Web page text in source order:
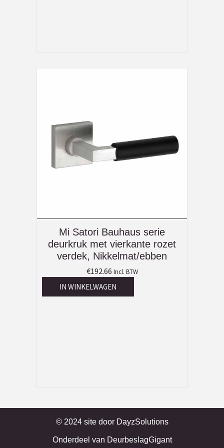
Mi Satori Bauhaus serie
deurkruk met vierkante rozet
verdek, Nikkelmat/ebben
€192.66 Incl. BTW
IN WINKELWAGEN
© 2024 site door DayzSolutions
Onderdeel van DeurbeslagGigant